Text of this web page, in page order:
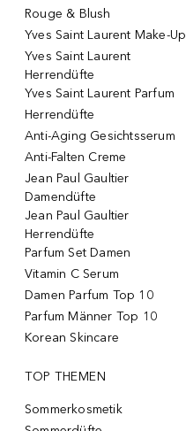
Rouge & Blush
Yves Saint Laurent Make-Up
Yves Saint Laurent
Herrendüfte
Yves Saint Laurent Parfum
Herrendüfte
Anti-Aging Gesichtsserum
Anti-Falten Creme
Jean Paul Gaultier
Damendüfte
Jean Paul Gaultier
Herrendüfte
Parfum Set Damen
Vitamin C Serum
Damen Parfum Top 10
Parfum Männer Top 10
Korean Skincare
TOP THEMEN
Sommerkosmetik